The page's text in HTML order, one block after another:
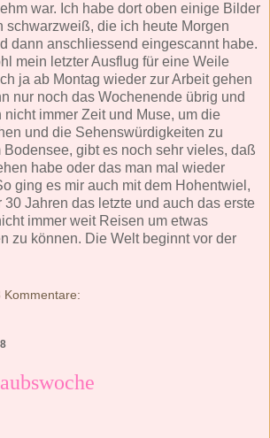
war. Ich habe dort oben einige Bilder
schwarzweiß, die ich heute Morgen
dann anschliessend eingescannt habe.
mein letzter Ausflug für eine Weile
ja ab Montag wieder zur Arbeit gehen
nur noch das Wochenende übrig und
nicht immer Zeit und Muse, um die
und die Sehenswürdigkeiten zu
Bodensee, gibt es noch sehr vieles, daß
habe oder das man mal wieder
ging es mir auch mit dem Hohentwiel,
30 Jahren das letzte und auch das erste
immer weit Reisen um etwas
zu können. Die Welt beginnt vor der
Kommentare: